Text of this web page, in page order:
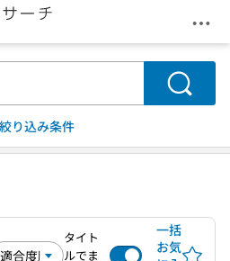
メ
検索
絞り込み条件
タイト
ルでま
一括
お気